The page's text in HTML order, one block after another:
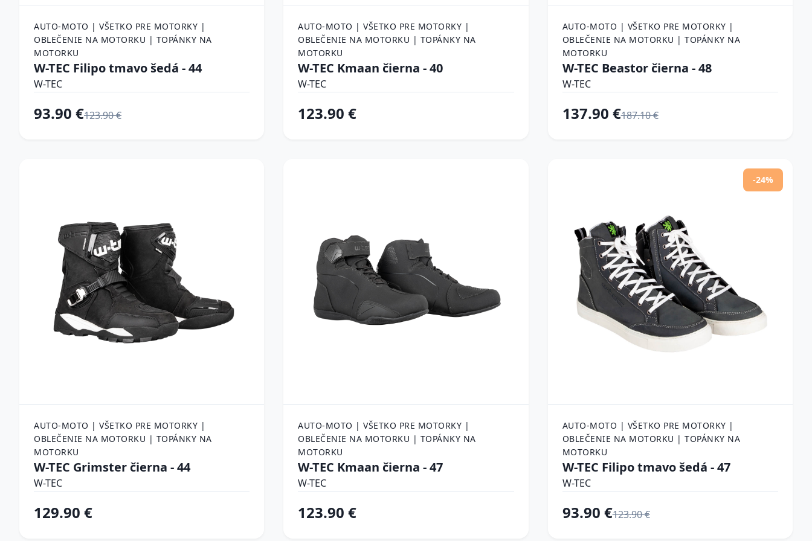
AUTO-MOTO | VŠETKO PRE MOTORKY |
OBLEČENIE NA MOTORKU | TOPÁNKY NA
MOTORKU
W-TEC Filipo tmavo šedá - 44
W-TEC
93.90 €123.90 €
AUTO-MOTO | VŠETKO PRE MOTORKY |
OBLEČENIE NA MOTORKU | TOPÁNKY NA
MOTORKU
W-TEC Kmaan čierna - 40
W-TEC
123.90 €
AUTO-MOTO | VŠETKO PRE MOTORKY |
OBLEČENIE NA MOTORKU | TOPÁNKY NA
MOTORKU
W-TEC Beastor čierna - 48
W-TEC
137.90 €187.10 €
AUTO-MOTO | VŠETKO PRE MOTORKY |
OBLEČENIE NA MOTORKU | TOPÁNKY NA
MOTORKU
W-TEC Grimster čierna - 44
W-TEC
129.90 €
AUTO-MOTO | VŠETKO PRE MOTORKY |
OBLEČENIE NA MOTORKU | TOPÁNKY NA
MOTORKU
W-TEC Kmaan čierna - 47
W-TEC
123.90 €
-24%
AUTO-MOTO | VŠETKO PRE MOTORKY |
OBLEČENIE NA MOTORKU | TOPÁNKY NA
MOTORKU
W-TEC Filipo tmavo šedá - 47
W-TEC
93.90 €123.90 €